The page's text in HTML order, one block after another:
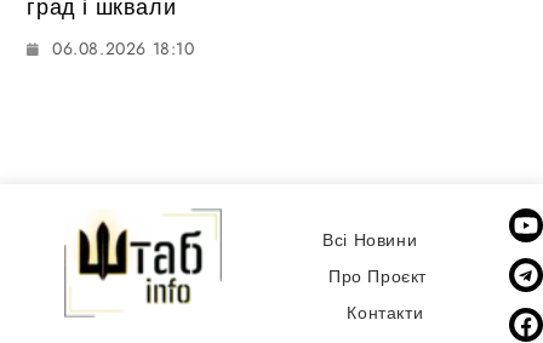
град і шквали
06.08.2026 18:10
Всі Новини
Про Проєкт
Контакти